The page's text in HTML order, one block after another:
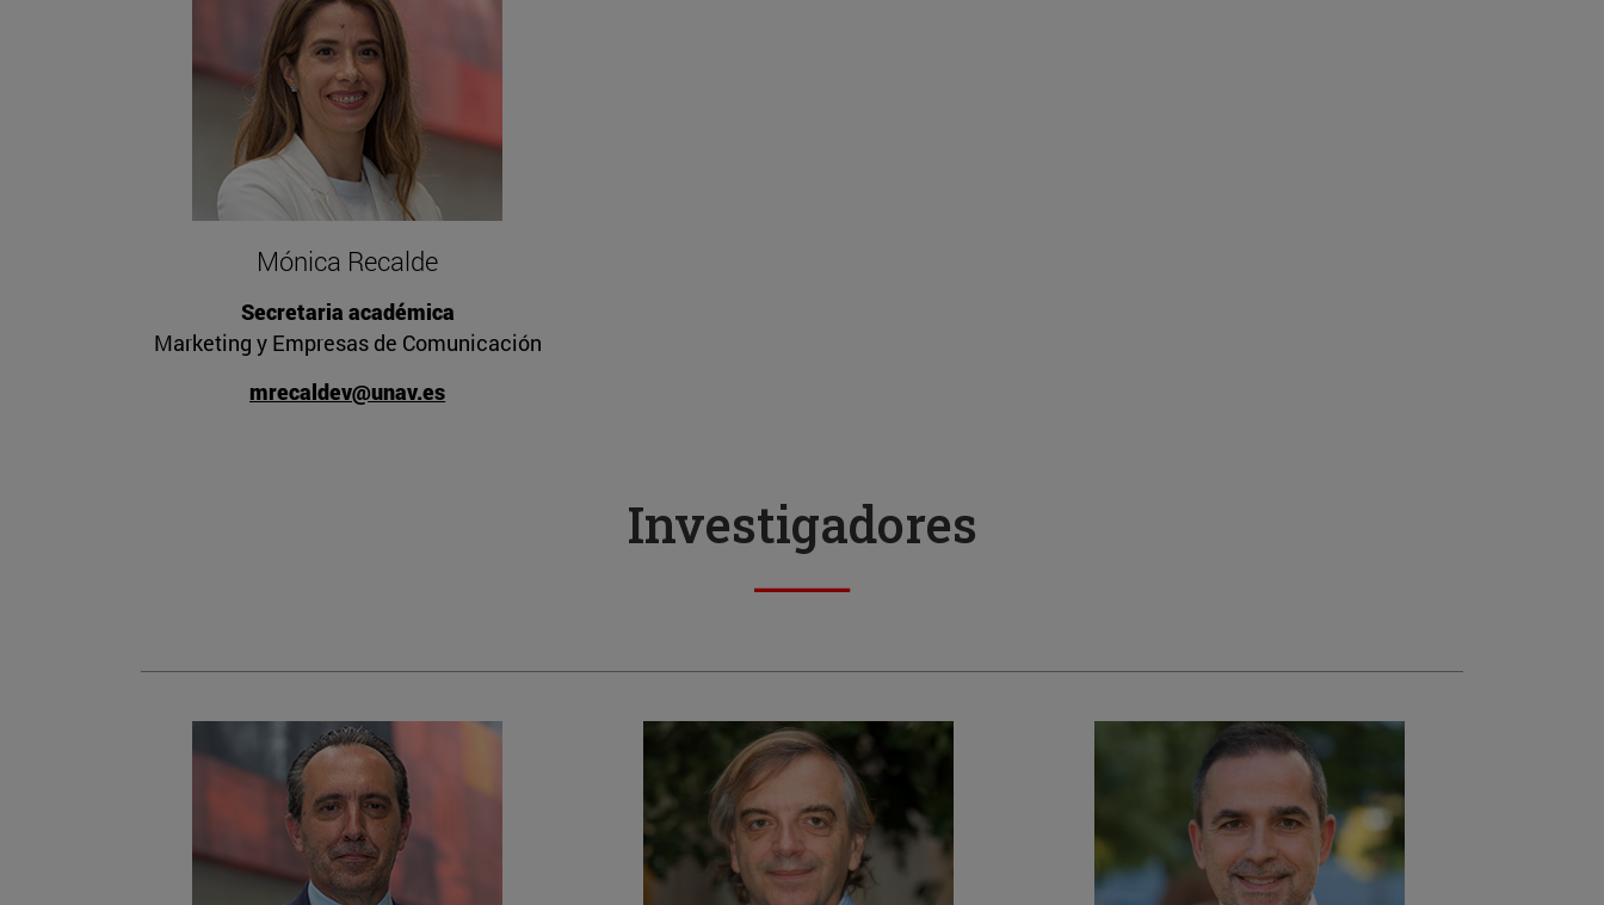
Mónica Recalde
Secretaria académica
Marketing y Empresas de Comunicación
mrecaldev@unav.es
Investigadores